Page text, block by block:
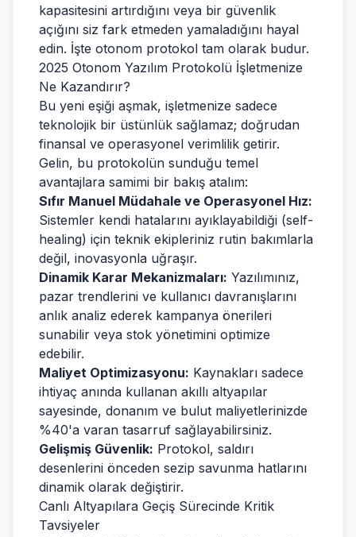
kapasitesini artırdığını veya bir güvenlik
açığını siz fark etmeden yamaladığını hayal
edin. İşte otonom protokol tam olarak budur.
2025 Otonom Yazılım Protokolü İşletmenize
Ne Kazandırır?
Bu yeni eşiği aşmak, işletmenize sadece
teknolojik bir üstünlük sağlamaz; doğrudan
finansal ve operasyonel verimlilik getirir.
Gelin, bu protokolün sunduğu temel
avantajlara samimi bir bakış atalım:
Sıfır Manuel Müdahale ve Operasyonel Hız:
Sistemler kendi hatalarını ayıklayabildiği (self-
healing) için teknik ekipleriniz rutin bakımlarla
değil, inovasyonla uğraşır.
Dinamik Karar Mekanizmaları: Yazılımınız,
pazar trendlerini ve kullanıcı davranışlarını
anlık analiz ederek kampanya önerileri
sunabilir veya stok yönetimini optimize
edebilir.
Maliyet Optimizasyonu: Kaynakları sadece
ihtiyaç anında kullanan akıllı altyapılar
sayesinde, donanım ve bulut maliyetlerinizde
%40'a varan tasarruf sağlayabilirsiniz.
Gelişmiş Güvenlik: Protokol, saldırı
desenlerini önceden sezip savunma hatlarını
dinamik olarak değiştirir.
Canlı Altyapılara Geçiş Sürecinde Kritik
Tavsiyeler